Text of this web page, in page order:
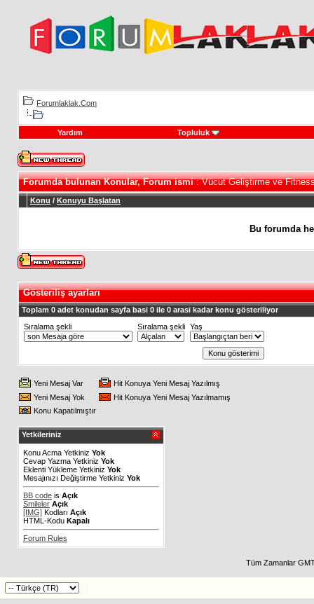
Forumlaklak.Com
Yardım Topluluk
Forumda bulunan Konular, Forum ismi: Vücut Geliştirme ve
Konu / Konuyu Başlatan
Bu forumda
Gösteriliş ayarları
Toplam 0 adet konudan sayfa basi 0 ile 0 arasi kadar konu gösteriliyor
Sıralama şekli
Sıralama şekli Yaş
Yeni Mesaj Var
Hit Konuya Yeni Mesaj Yazılmış
Yeni Mesaj Yok
Hit Konuya Yeni Mesaj Yazılmamış
Konu Kapatılmıştır
Yetkileriniz
Konu Acma Yetkiniz Yok
Cevap Yazma Yetkiniz Yok
Eklenti Yükleme Yetkiniz Yok
Mesajınızı Değiştirme Yetkiniz Yok
BB code is Açık
Smileler Açık
[IMG] Kodları Açık
HTML-Kodu Kapalı
Forum Rules
Tüm Zamanlar